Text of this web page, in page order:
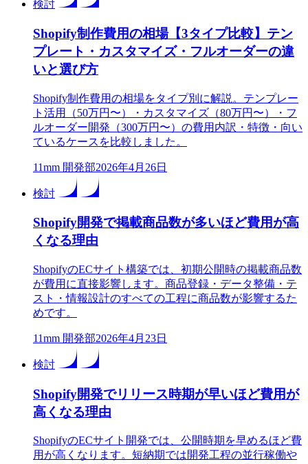
検討
Shopify制作費用の相場【3タイプ比較】テン
プレート・カスタマイズ・フルオーダーの違
いと選び方
Shopify制作費用の相場をタイプ別に解説。テンプレー
ト活用（50万円〜）・カスタマイズ（80万円〜）・フ
ルオーダー開発（300万円〜）の費用内訳・特徴・向い
ているケースを比較しました。
11mm 開発部2026年4月26日
検討
Shopify開発で掲載商品数が多いほど費用が高
くなる理由
ShopifyのECサイト構築では、初期公開時の掲載商品数
が費用に直接影響します。商品登録・データ整備・テ
スト・情報設計のすべての工程に商品数が影響するた
めです。
11mm 開発部2026年4月23日
検討
Shopify開発でリリース時期が早いほど費用が
高くなる理由
ShopifyのECサイト開発では、公開時期を早めるほど費
用が高くなります。短納期では開発工程の並行稼働や